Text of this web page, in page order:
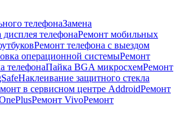
телефонаЗамена
дисплея телефонаРемонт мобильных
Ремонт телефона с выездом
операционной системыРемонт
телефонаПайка BGA микросхемРемонт
Наклеивание защитного стекла
в сервисном центре AddroidРемонт
Ремонт VivoРемонт